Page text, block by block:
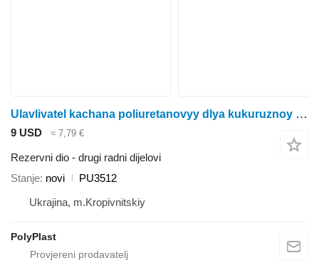
Ulavlivatel kachana poliuretanovyy dlya kukuruznoy zhatki John Deer 6 mm (82060) John Deere PU3512 za John Deere žetelice za kukuruz
9 USD ≈ 7,79 €
Rezervni dio - drugi radni dijelovi
Stanje novi
PU3512
Ukrajina, m.Kropivnitskiy
PolyPlast